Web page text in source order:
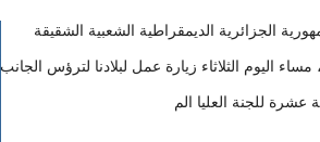
الجزائرية الديمقراطية الشعبية الشقيقة
اليوم الثلاثاء زيارة عمل لبلادنا لترؤس الجانب
عشرة للجنة العليا الم